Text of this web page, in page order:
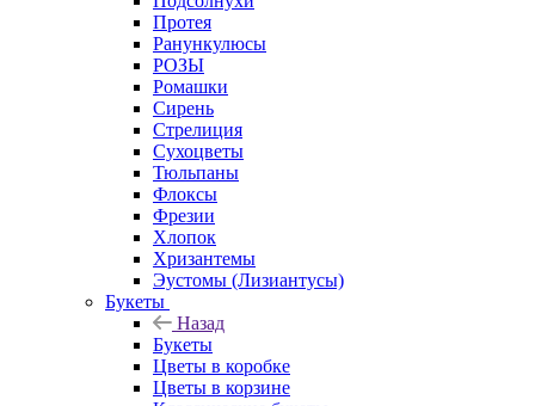
Протея
Ранункулюсы
РОЗЫ
Ромашки
Сирень
Стрелиция
Сухоцветы
Тюльпаны
Флоксы
Фрезии
Хлопок
Хризантемы
Эустомы (Лизиантусы)
Букеты
Назад
Букеты
Цветы в коробке
Цветы в корзине